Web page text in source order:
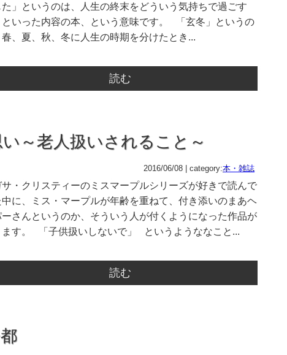
た」というのは、人生の終末をどういう気持ちで過ごす
といった内容の本、という意味です。 「玄冬」というの
春、夏、秋、冬に人生の時期を分けたとき...
読む
～老人扱いされること～
2016/06/08 | category:本・雑誌
サ・クリスティーのミスマープルシリーズが好きで読んで
中に、ミス・マープルが年齢を重ねて、付き添いのまあヘ
ーさんというのか、そういう人が付くようになった作品が
ます。 「子供扱いしないで」 というようななこと...
読む